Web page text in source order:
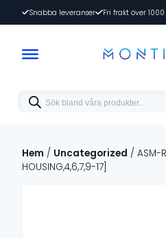
Snabba leveranser Fri frakt över 1000
Products
search
Hem / Uncategorized / ASM-
HOUSING,4,6,7,9-17]